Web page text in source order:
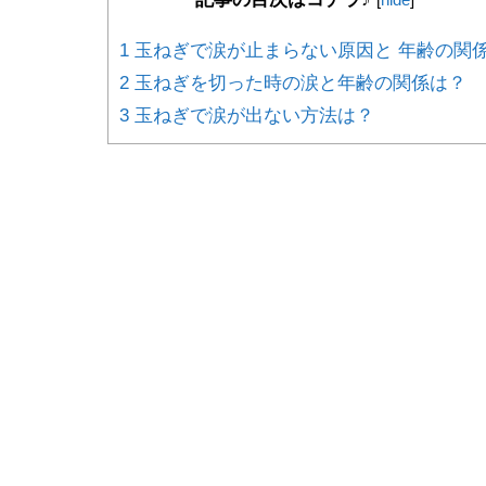
1 玉ねぎで涙が止まらない原因と 年齢の関
2 玉ねぎを切った時の涙と年齢の関係は？
3 玉ねぎで涙が出ない方法は？